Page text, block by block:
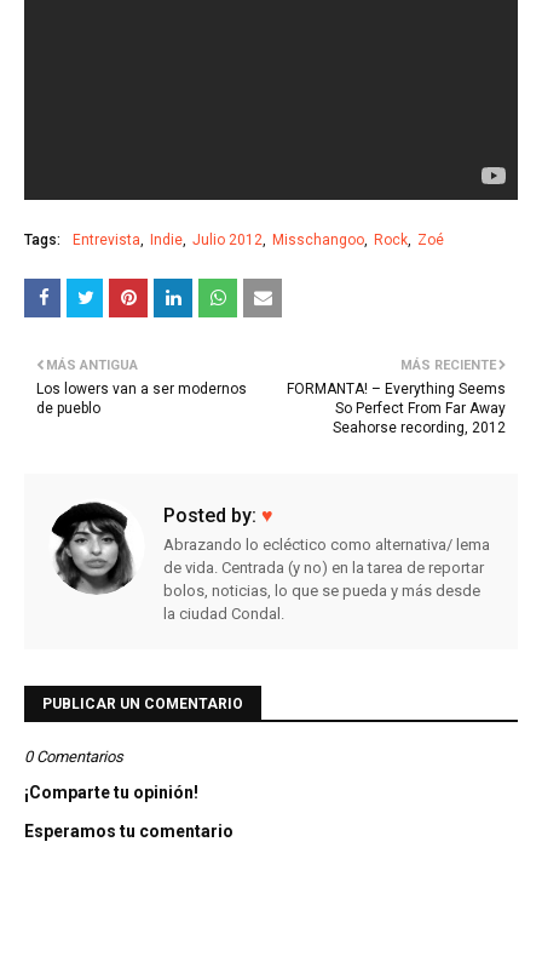
Tags: Entrevista Indie Julio 2012 Misschangoo Rock Zoé
MÁS RECIENTE
FORMANTA! – Everything Seems
So Perfect From Far Away
Seahorse recording, 2012
MÁS ANTIGUA
Los lowers van a ser modernos
de pueblo
Posted by: ♥
Abrazando lo ecléctico como alternativa/ lema
de vida. Centrada (y no) en la tarea de reportar
bolos, noticias, lo que se pueda y más desde
la ciudad Condal.
PUBLICAR UN COMENTARIO
0 Comentarios
¡Comparte tu opinión!
Esperamos tu comentario